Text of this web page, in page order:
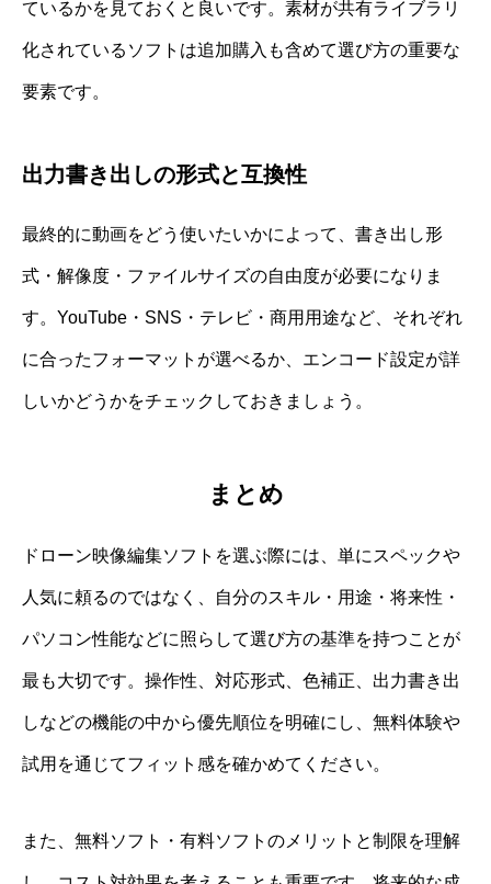
ているかを見ておくと良いです。素材が共有ライブラリ
化されているソフトは追加購入も含めて選び方の重要な
要素です。
出力書き出しの形式と互換性
最終的に動画をどう使いたいかによって、書き出し形
式・解像度・ファイルサイズの自由度が必要になりま
す。YouTube・SNS・テレビ・商用用途など、それぞれ
に合ったフォーマットが選べるか、エンコード設定が詳
しいかどうかをチェックしておきましょう。
まとめ
ドローン映像編集ソフトを選ぶ際には、単にスペックや
人気に頼るのではなく、自分のスキル・用途・将来性・
パソコン性能などに照らして選び方の基準を持つことが
最も大切です。操作性、対応形式、色補正、出力書き出
しなどの機能の中から優先順位を明確にし、無料体験や
試用を通じてフィット感を確かめてください。
また、無料ソフト・有料ソフトのメリットと制限を理解